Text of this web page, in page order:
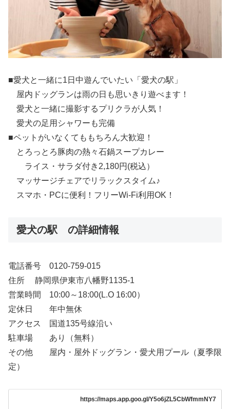
■愛犬と一緒に1日中遊んでいたい「愛犬の駅」
屋内ドッグランは雨の日も思いきり遊べます！
愛犬と一緒に撮影するプリクラが人気！
愛犬の足用シャワーも完備
■ペットがいなくてももちろん大歓迎！
とろっとろ豚肉の熱々石鍋スープカレー
ライス・サラダ付き2,180円(税込）
マッサージチェアでリラックスタイム♪
スマホ・PCに便利！フリーWi-Fi利用OK！
愛犬の駅 の詳細情報
電話番号 0120-759-015
住所 静岡県伊東市八幡野1135-1
営業時間 10:00～18:00(L.O 16:00）
定休日 年中無休
アクセス 国道135号線沿い
駐車場 あり（無料）
その他 屋内・屋外ドッグラン・愛犬用プール（夏季限
定）
https://maps.app.goo.gl/Y5o6jZL5CbWfmmNY7